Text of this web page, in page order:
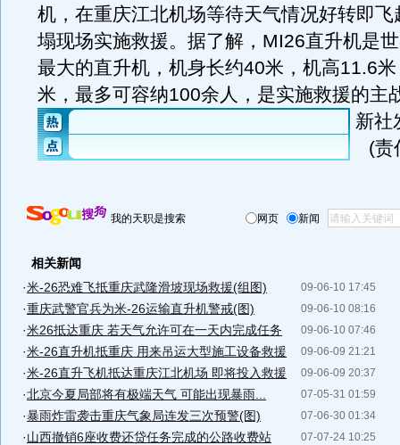
机，在重庆江北机场等待天气情况好转即飞
塌现场实施救援。据了解，MI26直升机是
最大的直升机，机身长约40米，机高11.6
米，最多可容纳100余人，是实施救援的主
新社
(责
我的天职是搜索 网页 新闻
相关新闻
09-06-10 17:45
·米-26恐难飞抵重庆武隆滑坡现场救援(组图)
09-06-10 08:16
·重庆武警官兵为米-26运输直升机警戒(图)
09-06-10 07:46
·米26抵达重庆 若天气允许可在一天内完成任务
09-06-09 21:21
·米-26直升机抵重庆 用来吊运大型施工设备救援
09-06-09 20:37
·米-26直升飞机抵达重庆江北机场 即将投入救援
07-05-31 01:59
·北京今夏局部将有极端天气 可能出现暴雨...
07-06-30 01:34
·暴雨炸雷袭击重庆气象局连发三次预警(图)
07-07-24 10:25
·山西撤销6座收费还贷任务完成的公路收费站